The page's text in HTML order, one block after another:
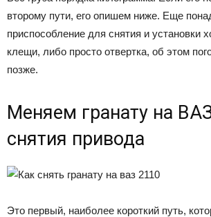
второму пути, его опишем ниже. Еще
приспособление для снятия и установки
клещи, либо просто отвертка, об этом
позже.
Меняем гранату на
снятия привода
Это первый, наиболее короткий путь,